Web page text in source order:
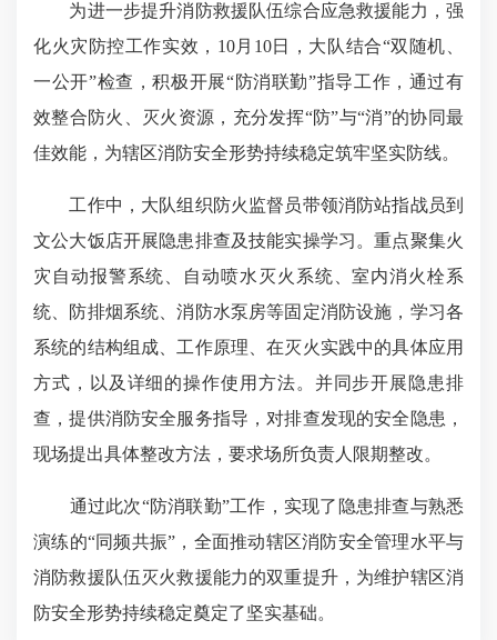
为进一步提升消防救援队伍综合应急救援能力，强
化火灾防控工作实效，10月10日，大队结合“双随机、
一公开”检查，积极开展“防消联勤”指导工作，通过有
效整合防火、灭火资源，充分发挥“防”与“消”的协同最
佳效能，为辖区消防安全形势持续稳定筑牢坚实防线。
工作中，大队组织防火监督员带领消防站指战员到
文公大饭店开展隐患排查及技能实操学习。重点聚集火
灾自动报警系统、自动喷水灭火系统、室内消火栓系
统、防排烟系统、消防水泵房等固定消防设施，学习各
系统的结构组成、工作原理、在灭火实践中的具体应用
方式，以及详细的操作使用方法。并同步开展隐患排
查，提供消防安全服务指导，对排查发现的安全隐患，
现场提出具体整改方法，要求场所负责人限期整改。
通过此次“防消联勤”工作，实现了隐患排查与熟悉
演练的“同频共振”，全面推动辖区消防安全管理水平与
消防救援队伍灭火救援能力的双重提升，为维护辖区消
防安全形势持续稳定奠定了坚实基础。